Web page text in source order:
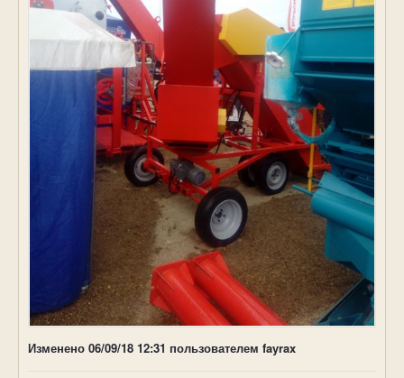
Изменено 06/09/18 12:31 пользователем fayrax